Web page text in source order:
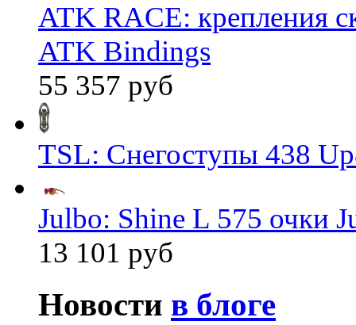
ATK RACE: крепления
ATK Bindings
55 357 руб
TSL: Снегоступы 438
Julbo: Shine L 575 очки
13 101 руб
Новости в блоге